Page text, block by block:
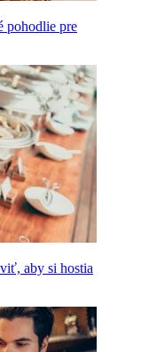
pohodlie pre
aby si hostia